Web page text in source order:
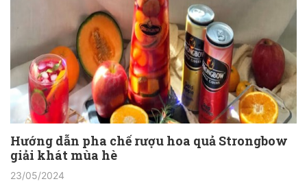
Hướng dẫn pha chế rượu hoa quả Strongbow
giải khát mùa hè
23/05/2024